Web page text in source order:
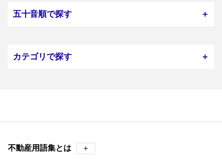
五十音順で探す ＋
カテゴリで探す ＋
不動産用語集とは ＋